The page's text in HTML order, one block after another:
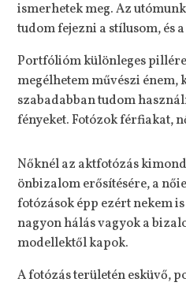
ismerhetek meg. Az
tudom fejezni a stílusom, és
Portfólióm különleges
megélhetem művészi énem,
szabadabban tudom
fényeket. Fotózok férfiakat,
Nőknél az aktfotózás
önbizalom erősítésére, a
fotózások épp ezért nekem
nagyon hálás vagyok a
modellektől kapok.
A fotózás területén esküvő,